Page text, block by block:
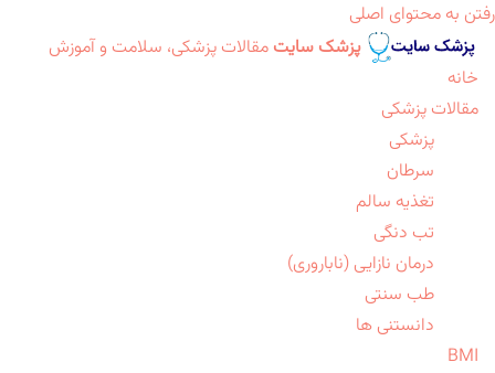
رفتن به محتوای اصلی
پزشک سایت مقالات پزشکی، سلامت و آموزش
خانه
مقالات پزشکی
پزشکی
سرطان
تغذیه سالم
تب دنگی
درمان نازایی (ناباروری)
طب سنتی
دانستنی ها
BMI